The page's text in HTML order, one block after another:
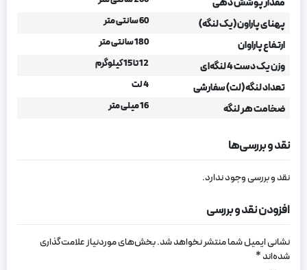
مقدار پوشش دهی
پهنای پاراون (یک لنگه) 60 سانتی متر
ارتفاع پاراوان 180 سانتی متر
وزن یک دست 4 لنگه‌ای 12 تا 15 کیلوگرم
تعداد لنگه (لت) سفارشی 4 لت
ضخامت هر لنگه 16 میلی متر
نقد و بررسی‌ها
نقد و بررسی وجود ندارد.
افزودن نقد و بررسی
نشانی ایمیل شما منتشر نخواهد شد.بخش‌های موردنیاز علامت‌گذاری
شده‌اند*